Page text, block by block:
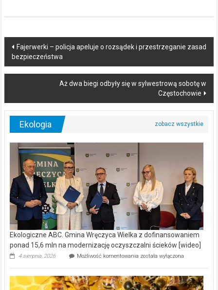
Post
navigation
Fajerwerki – policja apeluje o rozsądek i przestrzeganie zasad
bezpieczeństwa
Aż dwa biegi odbyły się w sylwestrową sobotę w
Częstochowie
Ekologia
Ekologiczne ABC. Gmina Wręczyca Wielka z dofinansowaniem
ponad 15,6 mln na modernizację oczyszczalni ścieków [wideo]
4 sierpnia, 2026 Możliwość komentowania Ekologiczne
Wręczyca
Wielka
została wyłączona